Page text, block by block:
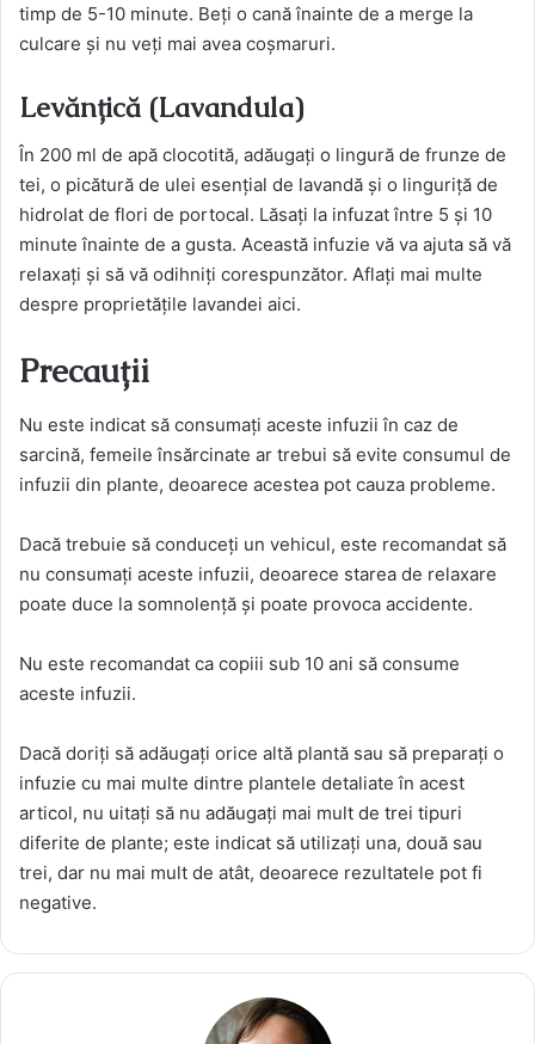
timp de 5-10 minute. Beți o cană înainte de a merge la
culcare și nu veți mai avea coșmaruri.
Levănțică (Lavandula)
În 200 ml de apă clocotită, adăugați o lingură de frunze de
tei, o picătură de ulei esențial de lavandă și o linguriță de
hidrolat de flori de portocal. Lăsați la infuzat între 5 și 10
minute înainte de a gusta. Această infuzie vă va ajuta să vă
relaxați și să vă odihniți corespunzător. Aflați mai multe
despre proprietățile lavandei aici.
Precauții
Nu este indicat să consumați aceste infuzii în caz de
sarcină, femeile însărcinate ar trebui să evite consumul de
infuzii din plante, deoarece acestea pot cauza probleme.
Dacă trebuie să conduceți un vehicul, este recomandat să
nu consumați aceste infuzii, deoarece starea de relaxare
poate duce la somnolență și poate provoca accidente.
Nu este recomandat ca copiii sub 10 ani să consume
aceste infuzii.
Dacă doriți să adăugați orice altă plantă sau să preparați o
infuzie cu mai multe dintre plantele detaliate în acest
articol, nu uitați să nu adăugați mai mult de trei tipuri
diferite de plante; este indicat să utilizați una, două sau
trei, dar nu mai mult de atât, deoarece rezultatele pot fi
negative.